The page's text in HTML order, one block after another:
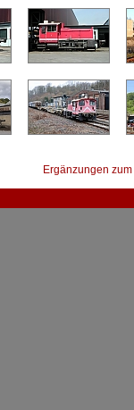
Ergänzungen